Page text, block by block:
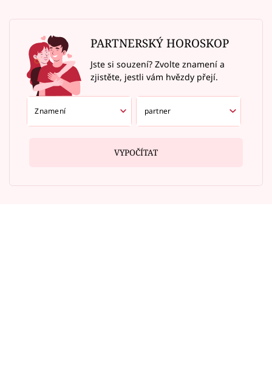
PARTNERSKÝ HOROSKOP
Jste si souzení? Zvolte znamení a
zjistěte, jestli vám hvězdy přejí.
VYPOČÍTAT